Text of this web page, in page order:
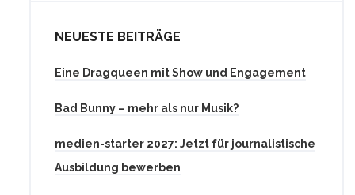
NEUESTE BEITRÄGE
Eine Dragqueen mit Show und Engagement
Bad Bunny – mehr als nur Musik?
medien-starter 2027: Jetzt für journalistische
Ausbildung bewerben